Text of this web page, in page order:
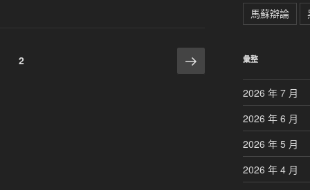
頁
2 下
一
馬蘇辯論
彙整
2026 年 7 月
2026 年 6 月
2026 年 5 月
2026 年 4 月